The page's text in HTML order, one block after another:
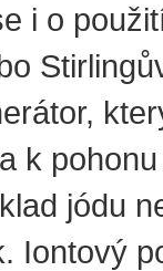
i o
k
jódu
Iontový